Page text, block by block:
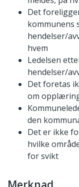
Det
kommunens
hendelser/
hvem
Ledelsen
hendelser/
Det foretas
om
den
Det er ikke
hvilke
for svikt
Merknad